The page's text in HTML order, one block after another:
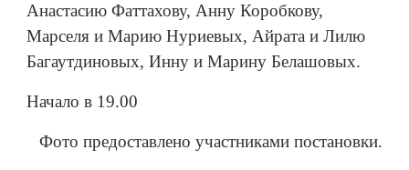
Анастасию Фаттахову, Анну Коробкову,
Марселя и Марию Нуриевых, Айрата и Лилю
Багаутдиновых, Инну и Марину Белашовых.
Начало в 19.00
Фото предоставлено участниками постановки.